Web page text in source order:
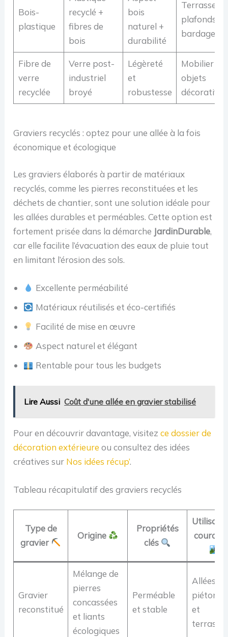
Bois-
plastique
recyclé +
fibres de
bois
bois
naturel +
durabilité
Terrasses,
plafonds,
bardages
Fibre de
verre
recyclée
Verre post-
industriel
broyé
Légèreté
et
robustesse
Mobilier et
objets
décoratifs
Graviers recyclés : optez pour une allée à la fois
économique et écologique
Les graviers élaborés à partir de matériaux
recyclés, comme les pierres reconstituées et les
déchets de chantier, sont une solution idéale pour
les allées durables et perméables. Cette option est
fortement prisée dans la démarche JardinDurable,
car elle facilite l’évacuation des eaux de pluie tout
en limitant l’érosion des sols.
Excellente perméabilité
Matériaux réutilisés et éco-certifiés
Facilité de mise en œuvre
Aspect naturel et élégant
Rentable pour tous les budgets
Lire Aussi Coût d'une allée en gravier stabilisé
Pour en découvrir davantage, visitezce dossier de
décoration extérieure ou consultez des idées
créatives sur Nos idées récup’.
Tableau récapitulatif des graviers recyclés
Type de
gravier
Origine
Propriétés
clés
Gravier
reconstitué
Mélange de
pierres
concassées
et liants
écologiques
Perméable
et stable
Allées
et